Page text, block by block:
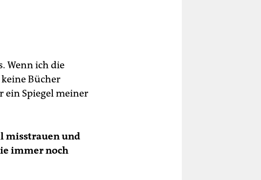
Wenn ich die
Bücher
ein Spiegel meiner
misstrauen und
immer noch